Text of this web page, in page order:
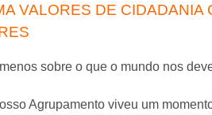
VALORES DE CIDADANIA
sobre o que o mundo nos
Agrupamento viveu um